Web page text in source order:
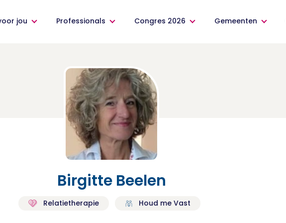
jou Professionals Congres 2026 Gemeenten
Birgitte Beelen
Relatietherapie Houd me Vast